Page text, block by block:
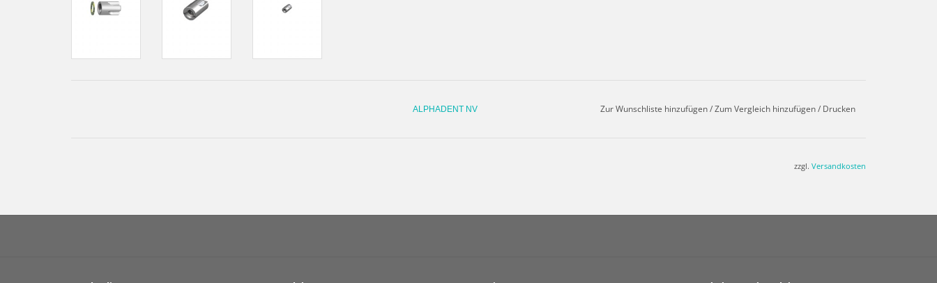
ALPHADENT NV Zur Wunschliste hinzufügen/Zum Vergleich hinzufügen/ Drucken
zzgl. Versandkosten